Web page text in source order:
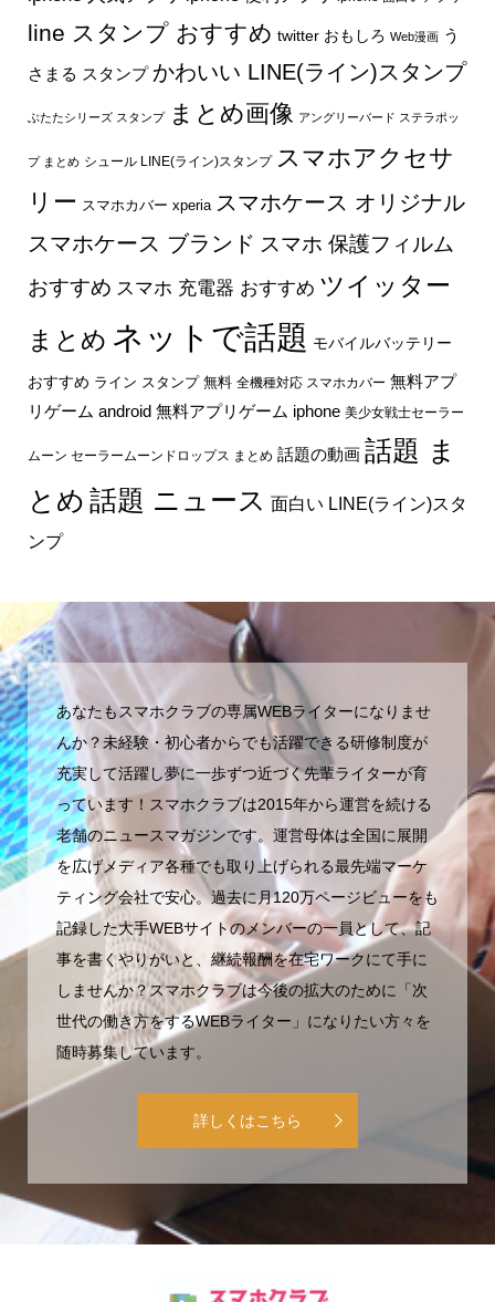
line スタンプ おすすめ twitter おもしろ Web漫画 う
さまる スタンプ かわいい LINE(ライン)スタンプ
ぶたたシリーズ スタンプ まとめ画像 アングリーバード ステラポッ
プ まとめ シュール LINE(ライン)スタンプ スマホアクセサ
リー スマホカバー xperia スマホケース オリジナル
スマホケース ブランド スマホ 保護フィルム
おすすめ スマホ 充電器 おすすめ ツイッター
まとめ ネットで話題 モバイルバッテリー
おすすめ ライン スタンプ 無料 全機種対応 スマホカバー 無料アプ
リゲーム android 無料アプリゲーム iphone 美少女戦士セーラー
ムーン セーラームーンドロップス まとめ 話題の動画 話題 ま
とめ 話題 ニュース 面白い LINE(ライン)スタ
ンプ
あなたもスマホクラブの専属WEBライターになりませ
んか？未経験・初心者からでも活躍できる研修制度が
充実して活躍し夢に一歩ずつ近づく先輩ライターが育
っています！スマホクラブは2015年から運営を続ける
老舗のニュースマガジンです。運営母体は全国に展開
を広げメディア各種でも取り上げられる最先端マーケ
ティング会社で安心。過去に月120万ページビューをも
記録した大手WEBサイトのメンバーの一員として、記
事を書くやりがいと、継続報酬を在宅ワークにて手に
しませんか？スマホクラブは今後の拡大のために「次
世代の働き方をするWEBライター」になりたい方々を
随時募集しています。
詳しくはこちら